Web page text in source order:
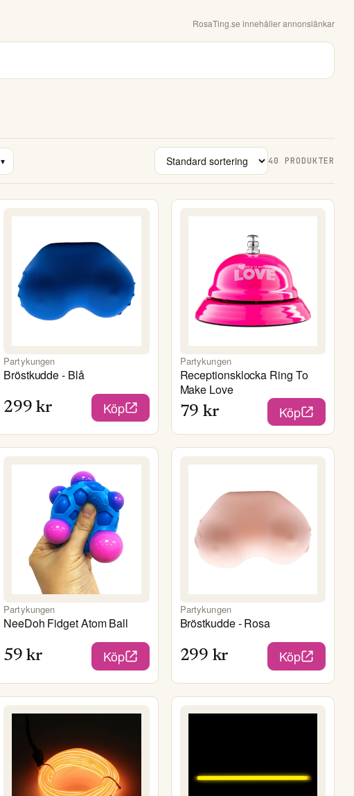
RosaTing.se innehåller annonslänkar
▾ 40 PRODUKTER
Partykungen
Bröstkudde - Blå
299 kr Köp
Partykungen
Receptionsklocka Ring To
Make Love
79 kr Köp
Partykungen
NeeDoh Fidget Atom Ball
59 kr Köp
Partykungen
Bröstkudde - Rosa
299 kr Köp